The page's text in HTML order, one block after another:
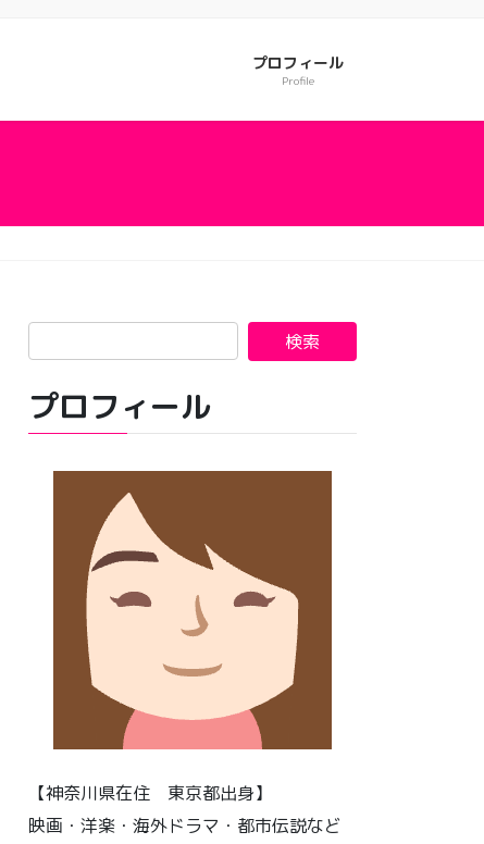
プロフィール
Profile
プロフィール
【神奈川県在住 東京都出身】
映画・洋楽・海外ドラマ・都市伝説など